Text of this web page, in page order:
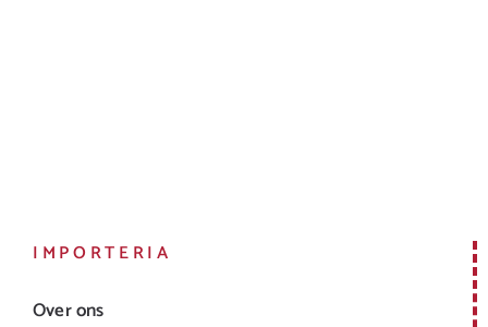
IMPORTERIA
Over ons